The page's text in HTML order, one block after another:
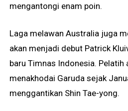
mengantongi enam poin.
Laga melawan Australia juga
akan menjadi debut Patrick
baru Timnas Indonesia. Pelatih
menakhodai Garuda sejak
menggantikan Shin Tae-yong.